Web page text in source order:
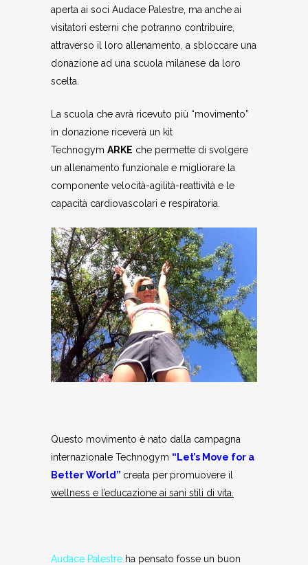
aperta ai soci Audace Palestre, ma anche ai
visitatori esterni che potranno contribuire,
attraverso il loro allenamento, a sbloccare una
donazione ad una scuola milanese da loro
scelta.
La scuola che avrà ricevuto più “movimento”
in donazione riceverà un kit
Technogym ARKE che permette di svolgere
un allenamento funzionale e migliorare la
componente velocità-agilità-reattività e le
capacità cardiovascolari e respiratoria.
Questo movimento è nato dalla campagna
internazionale Technogym “Let’s Move for a
Better World” creata per promuovere il
wellness e l’educazione ai sani stili di vita.
Audace Palestre ha pensato fosse un buon